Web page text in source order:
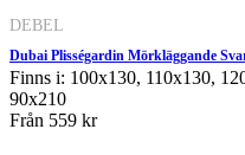
DEBEL
Dubai Plisségardin Mörkläggande
Finns i: 100x130, 110x130,
90x210
Från 559 kr